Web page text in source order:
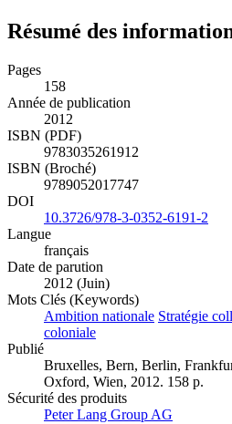
Résumé des
Pages
158
Année de publication
2012
ISBN (PDF)
9783035261912
ISBN (Broché)
9789052017747
DOI
10.3726/978-3-0352-6191-2
Langue
français
Date de parution
2012 (Juin)
Mots Clés (Keywords)
Ambition nationale Stratégie
coloniale
Publié
Bruxelles, Bern, Berlin,
Oxford, Wien, 2012. 158 p.
Sécurité des produits
Peter Lang Group AG